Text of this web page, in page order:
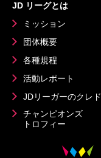
JD リーグとは
ミッション
団体概要
各種規程
活動レポート
JDリーガーのクレド
チャンピオンズ
トロフィー